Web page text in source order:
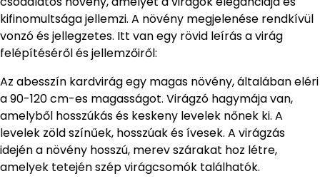
kifinomultsága jellemzi. A növény megjelenése rendkívül
vonzó és jellegzetes. Itt van egy rövid leírás a virág
felépítéséről és jellemzőiről:
Az abesszín kardvirág egy magas növény, általában eléri
a 90-120 cm-es magasságot. Virágzó hagymája van,
amelyből hosszúkás és keskeny levelek nőnek ki. A
levelek zöld színűek, hosszúak és ívesek. A virágzás
idején a növény hosszú, merev szárakat hoz létre,
amelyek tetején szép virágcsomók találhatók.